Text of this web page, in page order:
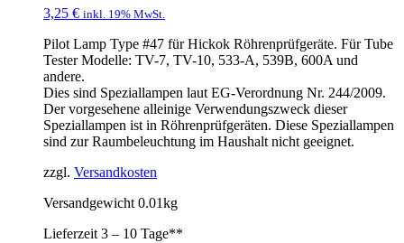
3,25 € inkl. 19% MwSt.
Pilot Lamp Type #47 für Hickok Röhrenprüfgeräte. Für Tube
Tester Modelle: TV-7, TV-10, 533-A, 539B, 600A und
andere.
Dies sind Speziallampen laut EG-Verordnung Nr. 244/2009.
Der vorgesehene alleinige Verwendungszweck dieser
Speziallampen ist in Röhrenprüfgeräten. Diese Speziallampen
sind zur Raumbeleuchtung im Haushalt nicht geeignet.
zzgl. Versandkosten
Versandgewicht 0.01kg
Lieferzeit3 – 10 Tage**